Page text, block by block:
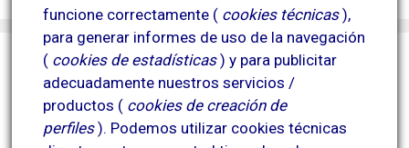
funcione correctamente ( cookies técnicas),
para generar informes de uso de la navegación
( cookies de estadísticas) y para publicitar
adecuadamente nuestros servicios /
productos ( cookies de creación de
perfiles). Podemos utilizar cookies técnicas